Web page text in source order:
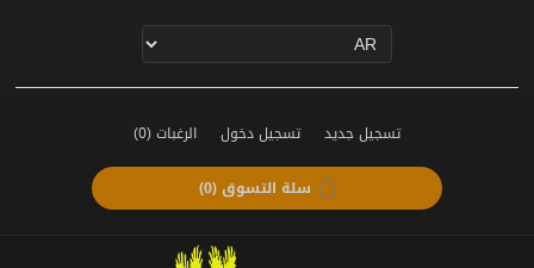
تسجيل جديد تسجيل دخول الرغبات(0)
سلة التسوق(0)